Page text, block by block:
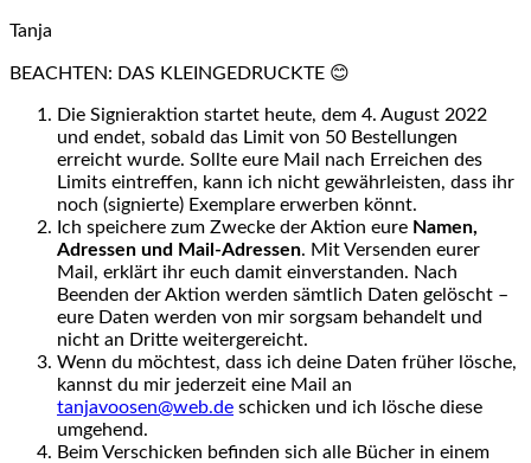
Tanja
BEACHTEN: DAS KLEINGEDRUCKTE 😊
Die Signieraktion startet heute, dem 4. August 2022
und endet, sobald das Limit von 50 Bestellungen
erreicht wurde. Sollte eure Mail nach Erreichen des
Limits eintreffen, kann ich nicht gewährleisten, dass ihr
noch (signierte) Exemplare erwerben könnt.
Ich speichere zum Zwecke der Aktion eure Namen,
Adressen und Mail-Adressen. Mit Versenden eurer
Mail, erklärt ihr euch damit einverstanden. Nach
Beenden der Aktion werden sämtlich Daten gelöscht –
eure Daten werden von mir sorgsam behandelt und
nicht an Dritte weitergereicht.
Wenn du möchtest, dass ich deine Daten früher lösche,
kannst du mir jederzeit eine Mail an
tanjavoosen@web.de schicken und ich lösche diese
umgehend.
Beim Verschicken befinden sich alle Bücher in einem